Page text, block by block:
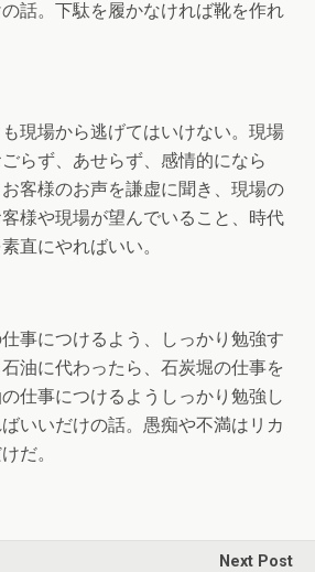
話。下駄を履かなければ靴を作れ
現場から逃げてはいけない。現場
らず、あせらず、感情的になら
客様のお声を謙虚に聞き、現場の
様や現場が望んでいること、時代
直にやればいい。
事につけるよう、しっかり勉強す
油に代わったら、石炭堀の仕事を
仕事につけるようしっかり勉強し
いいだけの話。愚痴や不満はリカ
だ。
Next Post